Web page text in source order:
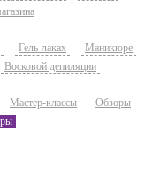
Гель-лаках
Маникюре
Восковой депиляции
Мастер-классы
Обзоры